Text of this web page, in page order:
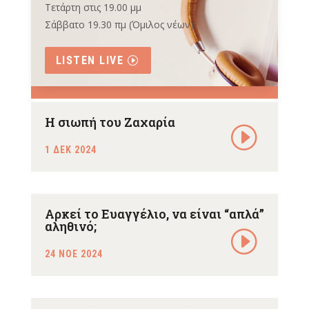
Τετάρτη στις 19.00 μμ
Σάββατο 19.30 πμ (Όμιλος νέων)
LISTEN LIVE
Η σιωπή του Ζαχαρία
1 ΔΕΚ 2024
Αρκεί το Ευαγγέλιο, να είναι “απλά”
αληθινό;
24 ΝΟΕ 2024